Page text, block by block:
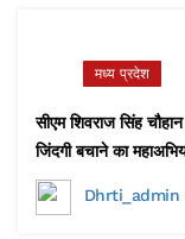
मध्य प्रदेश
सीएम शिवराज सिंह
जिंदगी बचाने का
Dhrti_admin